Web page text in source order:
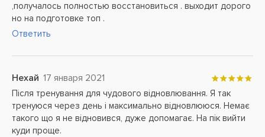
,получалось полностью восстановиться . выходит дорого
но на подготовке топ .
Ответить
Нехай 17 января 2021
Після тренування для чудового відновлювання. Я так
тренуюся через день і максимально відновлююся. Немає
такого що я не відновився, дуже допомагає. На пік вийти
куди проще.